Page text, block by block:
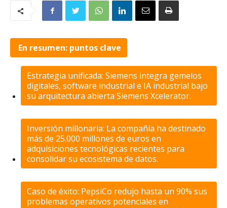
En resumen: puntos clave
Estrategia unificada: Siemens integra gemelos
digitales, software industrial e IA industrial bajo
su arquitectura abierta Siemens Xcelerator.
Inversión millonaria: La compañía ha destinado
más de 25.000 millones de euros en
adquisiciones tecnológicas recientes para
consolidar su ecosistema de datos.
Caso de éxito: PepsiCo redujo hasta un 90% sus
problemas operativos potenciales en